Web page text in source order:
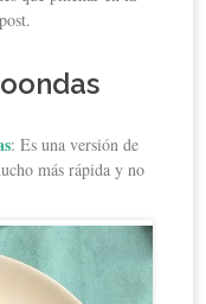
: Es una versión de
más rápida y no